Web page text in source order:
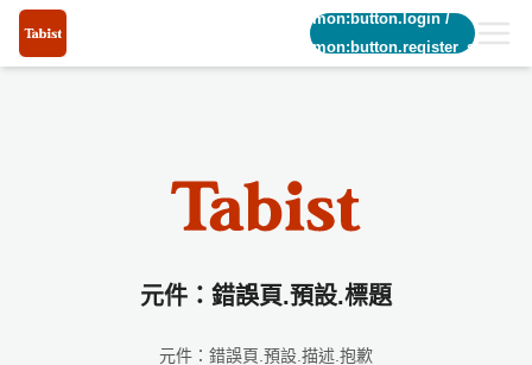
common:button.login/
common:button.register_short
元件：錯誤頁.預設.標題
元件：錯誤頁.預設.描述.抱歉